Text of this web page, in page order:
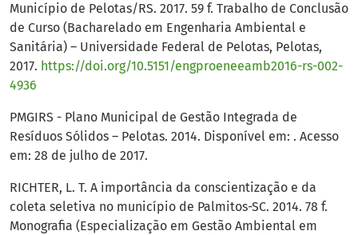
Município de Pelotas/RS. 2017. 59 f. Trabalho de Conclusão
de Curso (Bacharelado em Engenharia Ambiental e
Sanitária) – Universidade Federal de Pelotas, Pelotas,
2017. https://doi.org/10.5151/engproeneeamb2016-rs-002-
4936
PMGIRS - Plano Municipal de Gestão Integrada de
Resíduos Sólidos – Pelotas. 2014. Disponível em: . Acesso
em: 28 de julho de 2017.
RICHTER, L. T. A importância da conscientização e da
coleta seletiva no município de Palmitos-SC. 2014. 78 f.
Monografia (Especialização em Gestão Ambiental em